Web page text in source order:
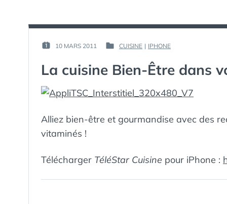
PUBLIÉ
10 MARS 2011
PAR :
PUBLIÉ
CUISINE | IPHONE
La cuisine Bien-Être dans
Alliez bien-être et gourmandise avec des
vitaminés !
Télécharger TéléStar Cuisine pour iPhone :